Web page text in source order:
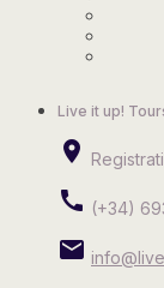
Live it up!
place
call (+34)
email